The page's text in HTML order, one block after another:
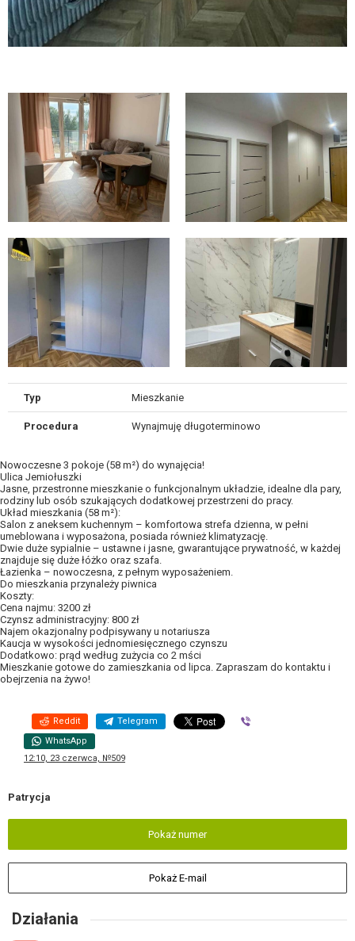
Typ Mieszkanie
Procedura Wynajmuję długoterminowo
Nowoczesne 3 pokoje (58 m²) do wynajęcia!
Ulica Jemiołuszki
Jasne, przestronne mieszkanie o funkcjonalnym układzie, idealne dla pary,
rodziny lub osób szukających dodatkowej przestrzeni do pracy.
Układ mieszkania (58 m²):
Salon z aneksem kuchennym – komfortowa strefa dzienna, w pełni
umeblowana i wyposażona, posiada również klimatyzację.
Dwie duże sypialnie – ustawne i jasne, gwarantujące prywatność, w każdej
znajduje się duże łóżko oraz szafa.
Łazienka – nowoczesna, z pełnym wyposażeniem.
Do mieszkania przynależy piwnica
Koszty:
Cena najmu: 3200 zł
Czynsz administracyjny: 800 zł
Najem okazjonalny podpisywany u notariusza
Kaucja w wysokości jednomiesięcznego czynszu
Dodatkowo: prąd według zużycia co 2 mści
Mieszkanie gotowe do zamieszkania od lipca. Zapraszam do kontaktu i
obejrzenia na żywo!
Reddit Telegram
WhatsApp
12:10, 23 czerwca, №509
Patrycja
Pokaż numer
Pokaż E-mail
Działania